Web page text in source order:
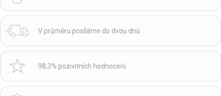
V průměru posíláme do dvou dnů
98,3% pozivitních hodnocení